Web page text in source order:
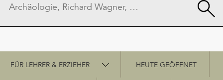
Schnellzugriff
FÜR LEHRER & ERZIEHER HEUTE GEÖFFNET